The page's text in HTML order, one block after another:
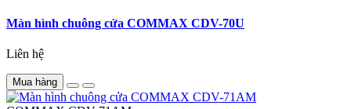
Màn hình chuông cửa COMMAX CDV-70U
Liên hệ
Mua hàng